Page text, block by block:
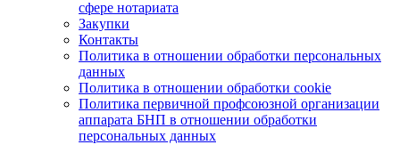
сфере нотариата
Закупки
Контакты
Политика в отношении обработки персональных
данных
Политика в отношении обработки cookie
Политика первичной профсоюзной организации
аппарата БНП в отношении обработки
персональных данных